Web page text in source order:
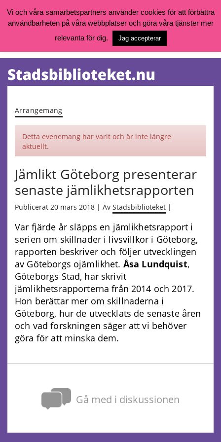
Vill du söka böcker, logga in på ditt bibliotekskonto eller nå övriga
goteborg.se/bibliotek
Öppettider, katalog och kontakt
Tjänster
Arrangemang
Detta evenemang har varit och är inte längre
aktuellt.
Jämlikt Göteborg presenterar
senaste jämlikhetsrapporten
Publicerat 20 mars 2018 | Av Stadsbiblioteket |
Var fjärde år släpps en jämlikhetsrapport i
serien om skillnader i livsvillkor i Göteborg,
rapporten beskriver och följer utvecklingen
av Göteborgs ojämlikhet. Åsa Lundquist,
Göteborgs Stad, har skrivit
jämlikhetsrapporterna från 2014 och 2017.
Hon berättar mer om skillnaderna i
Göteborg, hur de utvecklats de senaste åren
och vad forskningen säger att vi behöver
göra för att minska dem.
Gå med i diskussionen
Vi och våra samarbetspartners använder cookies för att förbättra
användbarheten på våra webbplatser och göra våra tjänster mer
relevanta för dig.
Jag accepterar